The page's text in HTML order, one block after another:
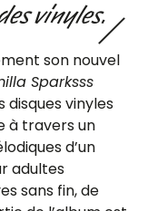
vinyles.
son nouvel
Sparksss
disques vinyles
à travers un
d’un
adultes
sans fin, de